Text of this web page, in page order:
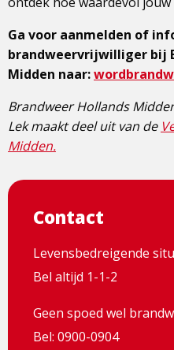
Ga voor aanmelden of
brandweervrijwilliger bij
Midden naar:
Brandweer Hollands
Lek maakt deel uit van de
Midden.
Contact
Levensbedreigende
Bel altijd 1-1-2
Geen spoed wel
Bel: 0900-0904